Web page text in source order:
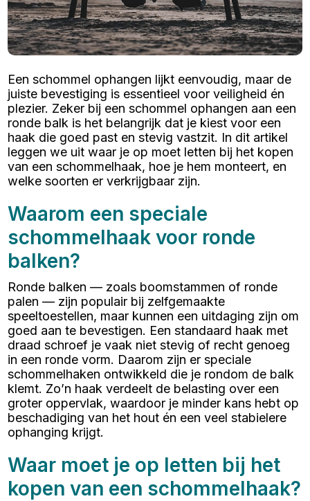
Een schommel ophangen lijkt eenvoudig, maar de
juiste bevestiging is essentieel voor veiligheid én
plezier. Zeker bij een schommel ophangen aan een
ronde balk is het belangrijk dat je kiest voor een
haak die goed past en stevig vastzit. In dit artikel
leggen we uit waar je op moet letten bij het kopen
van een schommelhaak, hoe je hem monteert, en
welke soorten er verkrijgbaar zijn.
Waarom een speciale
schommelhaak voor ronde
balken?
Ronde balken — zoals boomstammen of ronde
palen — zijn populair bij zelfgemaakte
speeltoestellen, maar kunnen een uitdaging zijn om
goed aan te bevestigen. Een standaard haak met
draad schroef je vaak niet stevig of recht genoeg
in een ronde vorm. Daarom zijn er speciale
schommelhaken ontwikkeld die je rondom de balk
klemt. Zo’n haak verdeelt de belasting over een
groter oppervlak, waardoor je minder kans hebt op
beschadiging van het hout én een veel stabielere
ophanging krijgt.
Waar moet je op letten bij het
kopen van een schommelhaak?